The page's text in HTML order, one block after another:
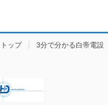
トップ 3分で分かる白帝電設